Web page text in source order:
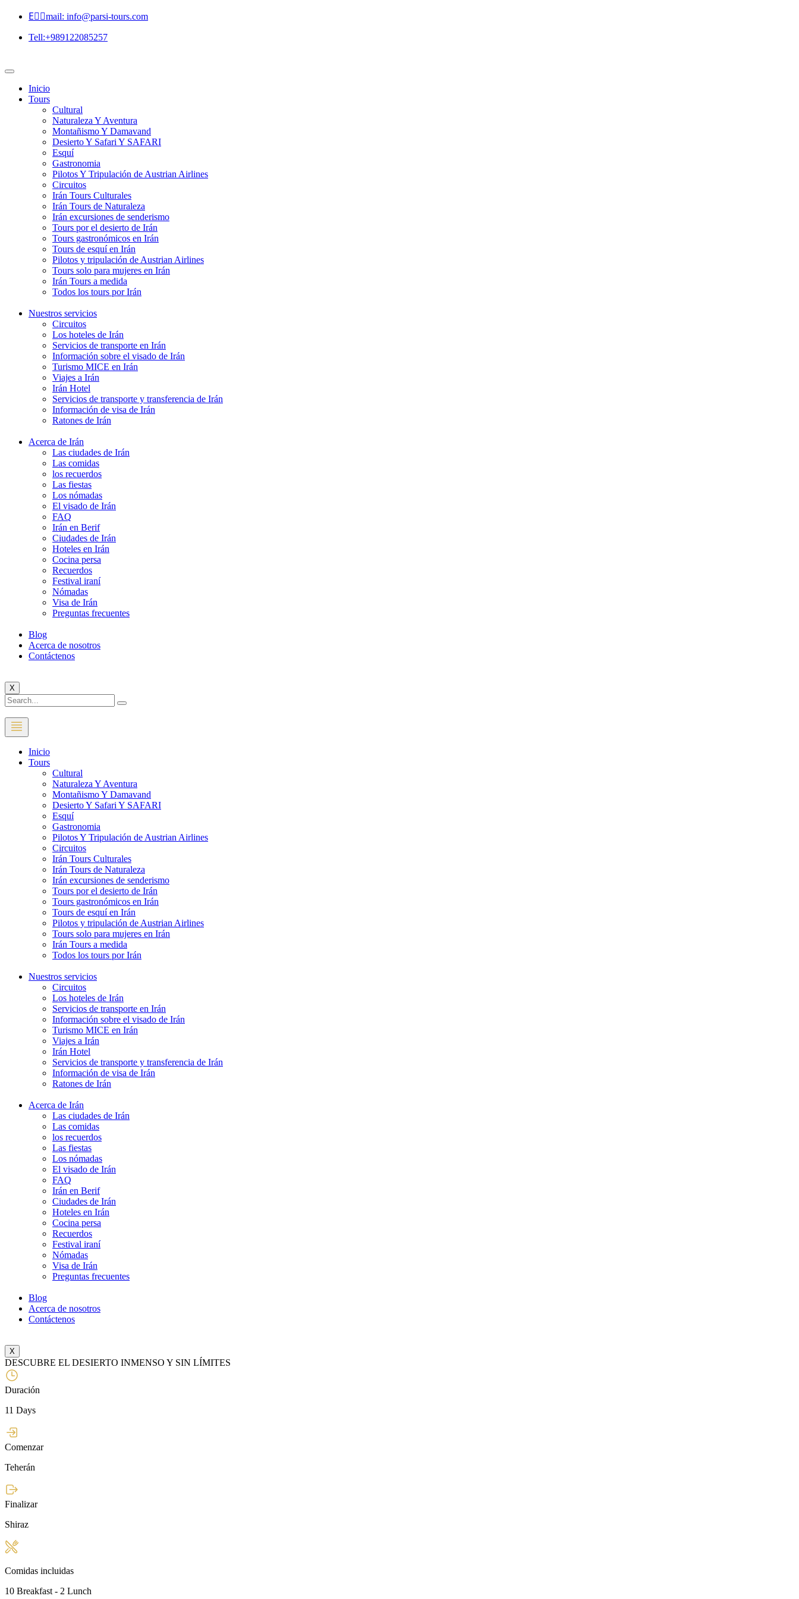
Eٍٍmail: info@parsi-tours.com
Tell:+989122085257
Inicio
Tours
Cultural
Naturaleza Y Aventura
Montañismo Y Damavand
Desierto Y Safari Y SAFARI
Esquí
Gastronomia
Pilotos Y Tripulación de Austrian Airlines
Circuitos
Irán Tours Culturales
Irán Tours de Naturaleza
Irán excursiones de senderismo
Tours por el desierto de Irán
Tours gastronómicos en Irán
Tours de esquí en Irán
Pilotos y tripulación de Austrian Airlines
Tours solo para mujeres en Irán
Irán Tours a medida
Todos los tours por Irán
Nuestros servicios
Circuitos
Los hoteles de Irán
Servicios de transporte en Irán
Información sobre el visado de Irán
Turismo MICE en Irán
Viajes a Irán
Irán Hotel
Servicios de transporte y transferencia de Irán
Información de visa de Irán
Ratones de Irán
Acerca de Irán
Las ciudades de Irán
Las comidas
los recuerdos
Las fiestas
Los nómadas
El visado de Irán
FAQ
Irán en Berif
Ciudades de Irán
Hoteles en Irán
Cocina persa
Recuerdos
Festival iraní
Nómadas
Visa de Irán
Preguntas frecuentes
Blog
Acerca de nosotros
Contáctenos
X
Inicio
Tours
Cultural
Naturaleza Y Aventura
Montañismo Y Damavand
Desierto Y Safari Y SAFARI
Esquí
Gastronomia
Pilotos Y Tripulación de Austrian Airlines
Circuitos
Irán Tours Culturales
Irán Tours de Naturaleza
Irán excursiones de senderismo
Tours por el desierto de Irán
Tours gastronómicos en Irán
Tours de esquí en Irán
Pilotos y tripulación de Austrian Airlines
Tours solo para mujeres en Irán
Irán Tours a medida
Todos los tours por Irán
Nuestros servicios
Circuitos
Los hoteles de Irán
Servicios de transporte en Irán
Información sobre el visado de Irán
Turismo MICE en Irán
Viajes a Irán
Irán Hotel
Servicios de transporte y transferencia de Irán
Información de visa de Irán
Ratones de Irán
Acerca de Irán
Las ciudades de Irán
Las comidas
los recuerdos
Las fiestas
Los nómadas
El visado de Irán
FAQ
Irán en Berif
Ciudades de Irán
Hoteles en Irán
Cocina persa
Recuerdos
Festival iraní
Nómadas
Visa de Irán
Preguntas frecuentes
Blog
Acerca de nosotros
Contáctenos
X
DESCUBRE EL DESIERTO INMENSO Y SIN LÍMITES
Duración
11 Days
Comenzar
Teherán
Finalizar
Shiraz
Comidas incluidas
10 Breakfast - 2 Lunch